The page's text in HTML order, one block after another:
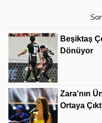
Beşiktaş
Dönüyor
Zara'nın
Ortaya